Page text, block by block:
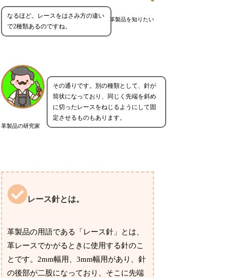
革製品を知りたい
なるほど。レースをはさみ方の違い
で2種類あるのですね。
革製品の研究家
その通りです。別の種類として、針が
筒状になっており、同じく先端を斜め
に切ったレースをねじるようにして固
定させるものもあります。
レース針とは。
革製品の用語である「レース針」とは、
革レースでかがるときに使用する針のこ
とです。2mm幅用、3mm幅用があり、針
の後部が二股になっており、そこに先端